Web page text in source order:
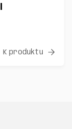
K produktu 